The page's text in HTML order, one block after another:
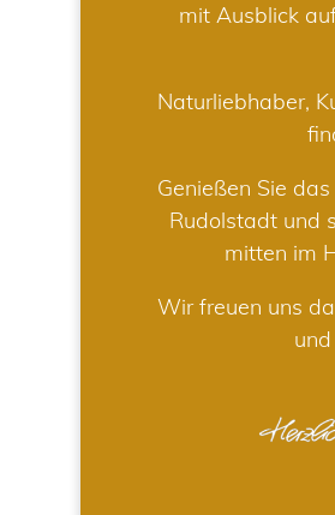
mit Ausblick
Naturliebhaber,
Genießen Sie
Rudolstadt und
mitten im
Wir freuen uns